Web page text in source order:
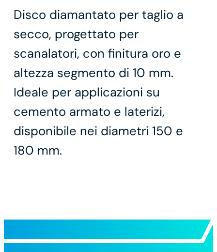
Disco diamantato per taglio a
secco, progettato per
scanalatori, con finitura oro e
altezza segmento di 10 mm.
Ideale per applicazioni su
cemento armato e laterizi,
disponibile nei diametri 150 e
180 mm.